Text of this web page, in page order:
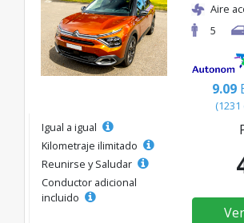
Aire
5
9.09
Igual a igual
Kilometraje ilimitado
Reunirse y Saludar
Conductor adicional
incluido